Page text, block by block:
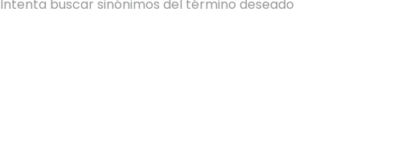
Intenta buscar sinónimos del término deseado